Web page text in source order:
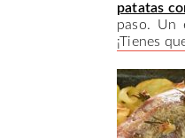
patatas
paso. Un
¡Tienes